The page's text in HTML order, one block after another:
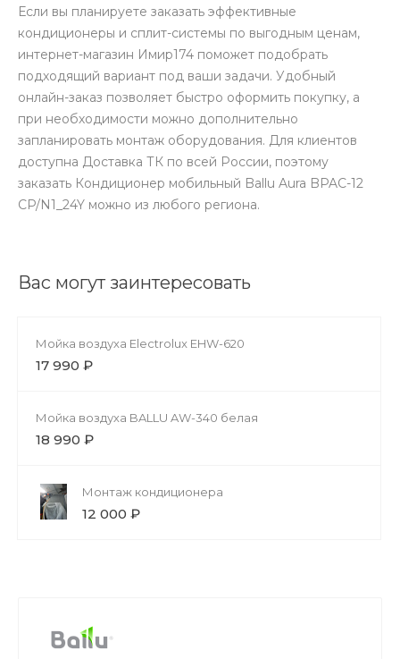
Если вы планируете заказать эффективные
кондиционеры и сплит-системы по выгодным ценам,
интернет-магазин Имир174 поможет подобрать
подходящий вариант под ваши задачи. Удобный
онлайн-заказ позволяет быстро оформить покупку, а
при необходимости можно дополнительно
запланировать монтаж оборудования. Для клиентов
доступна Доставка ТК по всей России, поэтому
заказать Кондиционер мобильный Ballu Aura BPAC-12
CP/N1_24Y можно из любого региона.
Вас могут заинтересовать
Мойка воздуха Electrolux EHW-620
17 990 ₽
Мойка воздуха BALLU AW-340 белая
18 990 ₽
Монтаж кондиционера
12 000 ₽